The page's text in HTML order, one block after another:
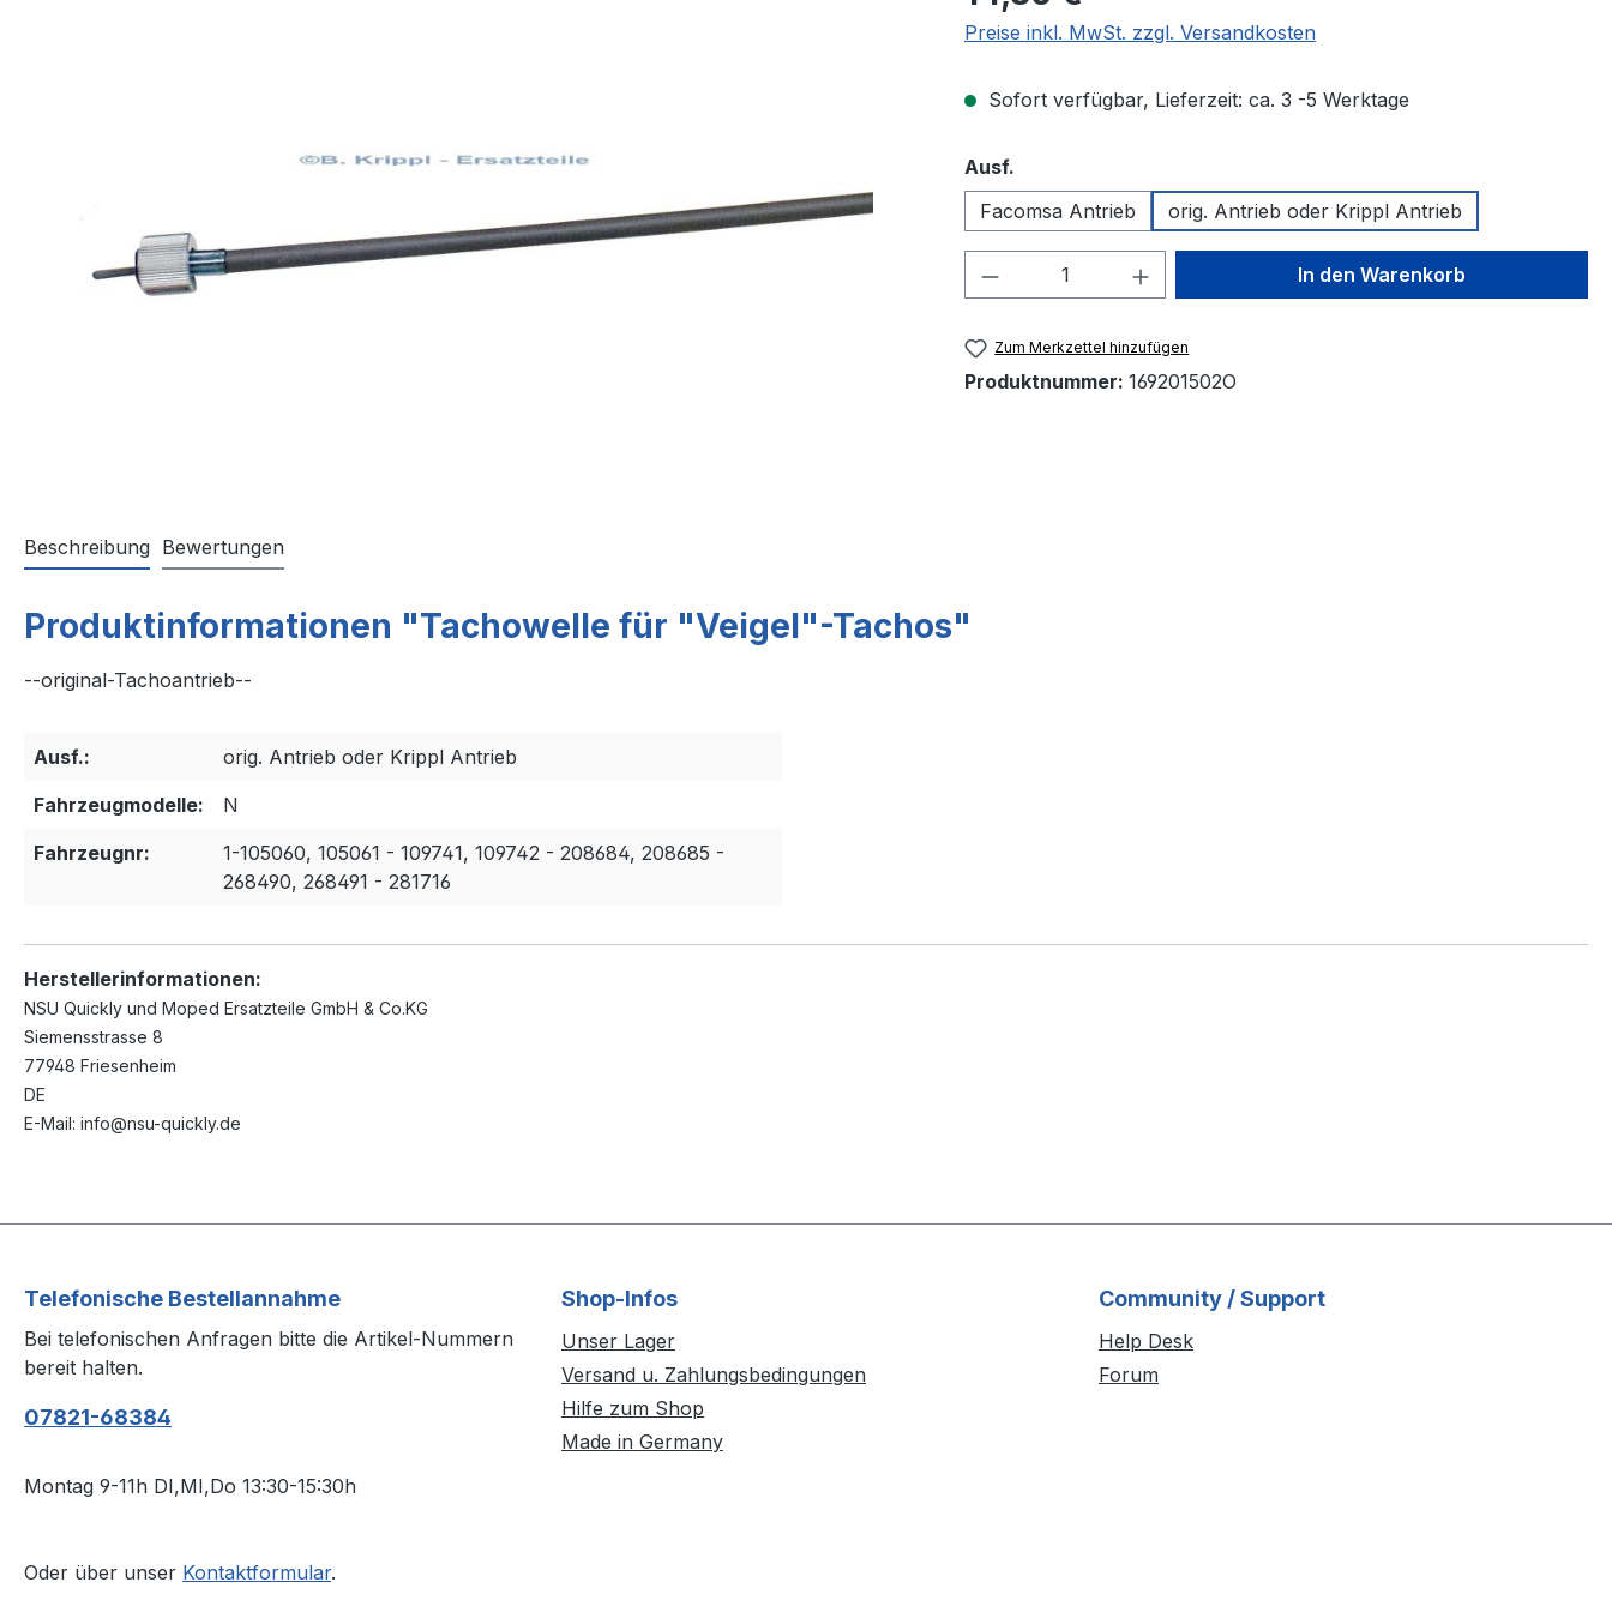
Preise inkl. MwSt. zzgl. Versandkosten
Sofort verfügbar, Lieferzeit: ca. 3 -5 Werktage
Ausf.
Facomsa Antrieb
orig. Antrieb oder Krippl Antrieb
Produkt Anzahl: Gib den gewünschten Wert
In den Warenkorb
Zum Merkzettel hinzufügen
Produktnummer: 169201502O
Beschreibung Bewertungen
Produktinformationen "Tachowelle für "Veigel"-Tachos"
--original-Tachoantrieb--
Ausf.:
orig. Antrieb oder Krippl Antrieb
Fahrzeugmodelle:
N
Fahrzeugnr:
1-105060, 105061 - 109741, 109742 - 208684, 208685 -
268490, 268491 - 281716
Herstellerinformationen:
NSU Quickly und Moped Ersatzteile GmbH & Co.KG
Siemensstrasse 8
77948 Friesenheim
DE
E-Mail: info@nsu-quickly.de
Telefonische Bestellannahme
Bei telefonischen Anfragen bitte die Artikel-Nummern
bereit halten.
07821-68384
Montag 9-11h DI,MI,Do 13:30-15:30h
Oder über unser Kontaktformular.
Shop-Infos
Unser Lager
Versand u. Zahlungsbedingungen
Hilfe zum Shop
Made in Germany
Community / Support
Help Desk
Forum